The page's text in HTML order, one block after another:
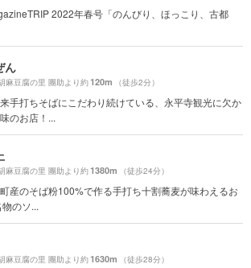
2022年春号「のんびり、ほっこり、古都
ん
麻豆腐の里 團助より約120m （徒歩2分）
手打ちそばにこだわり続けている、永平寺観光に欠か
のお店！...
麻豆腐の里 團助より約1380m （徒歩24分）
産のそば粉100%で作る手打ち十割蕎麦が味わえるお
物のソ...
麻豆腐の里 團助より約1630m （徒歩28分）